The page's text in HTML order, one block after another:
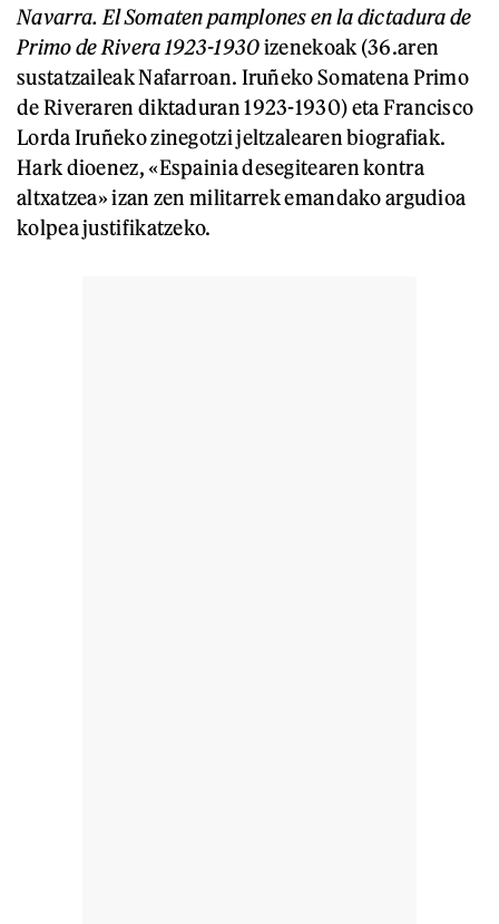
Navarra. El Somaten pamplones en la dictadura de
Primo de Rivera 1923-1930izenekoak (36.aren
sustatzaileak Nafarroan. Iruñeko Somatena Primo
de Riveraren diktaduran 1923-1930) eta Francisco
Lorda Iruñeko zinegotzi jeltzalearen biografiak.
Hark dioenez, «Espainia desegitearen kontra
altxatzea» izan zen militarrek emandako argudioa
kolpea justifikatzeko.